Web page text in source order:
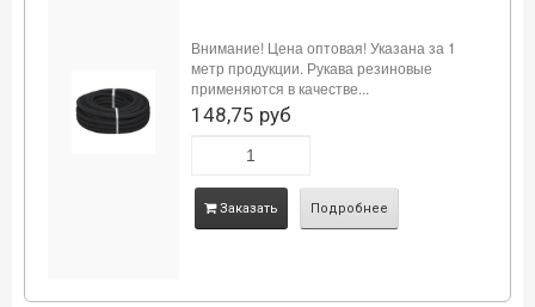
Внимание! Цена оптовая! Указана за 1
метр продукции. Рукава резиновые
применяются в качестве...
148,75 руб
Заказать Подробнее